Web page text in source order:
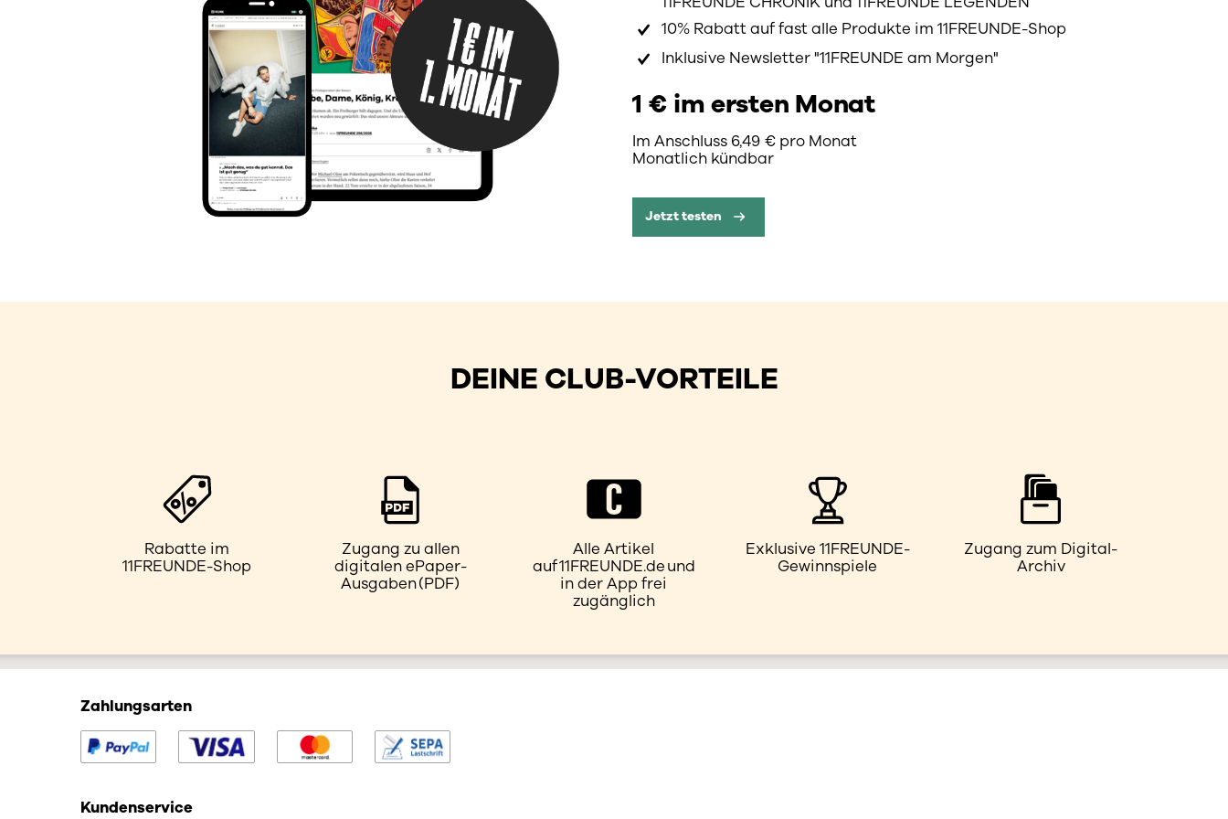
10% Rabatt auf fast alle Produkte im 11FREUNDE-Shop
Inklusive Newsletter "11FREUNDE am Morgen"
1 € im ersten Monat
Im Anschluss 6,49 € pro Monat
Monatlich kündbar
Jetzt testen
DEINE CLUB-VORTEILE
Rabatte im
11FREUNDE-Shop
Zugang zu allen
digitalen ePaper-
Ausgaben (PDF)
Alle Artikel
auf 11FREUNDE.de und
in der App frei
zugänglich
Exklusive 11FREUNDE-
Gewinnspiele
Zugang zum Digital-
Archiv
Zahlungsarten
Kundenservice